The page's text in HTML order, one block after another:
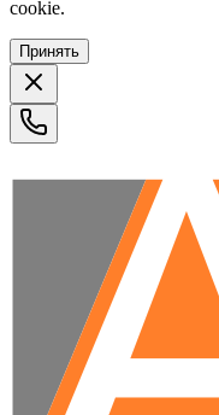
cookie.
Принять